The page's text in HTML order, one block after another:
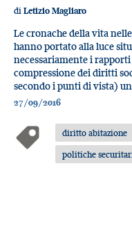
di Letizio Magliaro
Le cronache della vita
hanno portato alla luce
necessariamente i
compressione dei diritti
secondo i punti di vista)
27/09/2016
diritto abitazione
politiche